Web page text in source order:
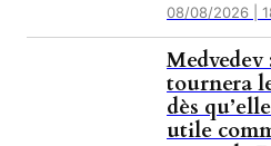
08/08/2026 |
Medvedev
tournera
dès
utile